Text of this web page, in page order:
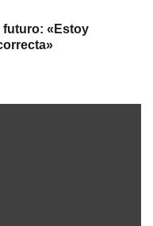
futuro: «Estoy